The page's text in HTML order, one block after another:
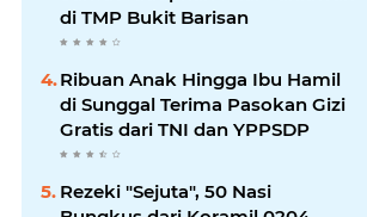
di TMP Bukit Barisan
Ribuan Anak Hingga Ibu Hamil
di Sunggal Terima Pasokan Gizi
Gratis dari TNI dan YPPSDP
Rezeki "Sejuta", 50 Nasi